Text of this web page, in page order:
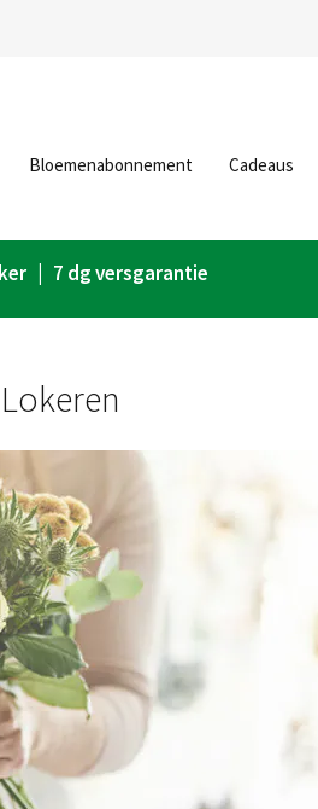
Bloemenabonnement Cadeaus
| 7 dg versgarantie